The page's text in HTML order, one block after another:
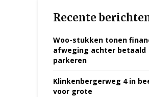
Recente
Woo-stukken tonen
afweging achter betaald
parkeren
Klinkenbergerweg 4 in
voor grote